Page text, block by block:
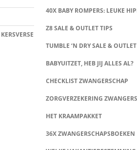
40X BABY ROMPERS: LEUKE
Z8 SALE & OUTLET TIPS
TUMBLE ‘N DRY SALE &
BABYUITZET, HEB JIJ ALLES AL?
CHECKLIST ZWANGERSCHAP
ZORGVERZEKERING
HET KRAAMPAKKET
36X ZWANGERSCHAPSBOEKEN